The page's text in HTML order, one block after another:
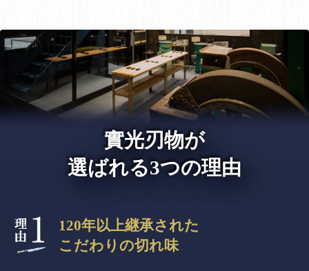
實光刃物が
選ばれる3つの理由
120年以上継承された
こだわりの切れ味